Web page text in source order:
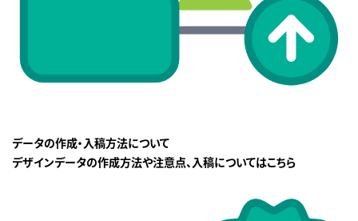
データの作成・入稿方法について
デザインデータの作成方法や注意点、入稿についてはこちら